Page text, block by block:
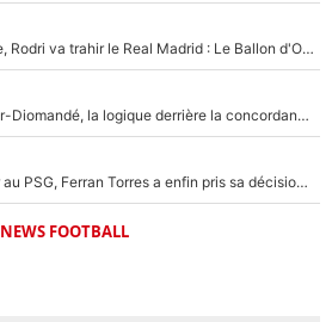
Coup de théâtre en Espagne, Rodri va trahir le Real Madrid : Le Ballon d'Or a choisi de signer au FC Barcelone !
Mercato Analyse : Vincius Jr-Diomandé, la logique derrière la concordance des temps
Rester à Barcelone ou partir au PSG, Ferran Torres a enfin pris sa décision : La course contre la montre est lancée !
NEWS FOOTBALL